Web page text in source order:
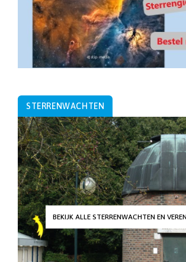
STERRENWACHTEN
BEKIJK ALLE STERRENWACHTEN EN